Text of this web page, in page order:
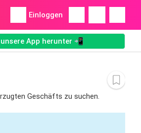
Einloggen
App herunter 📲
Geschäfts zu suchen.